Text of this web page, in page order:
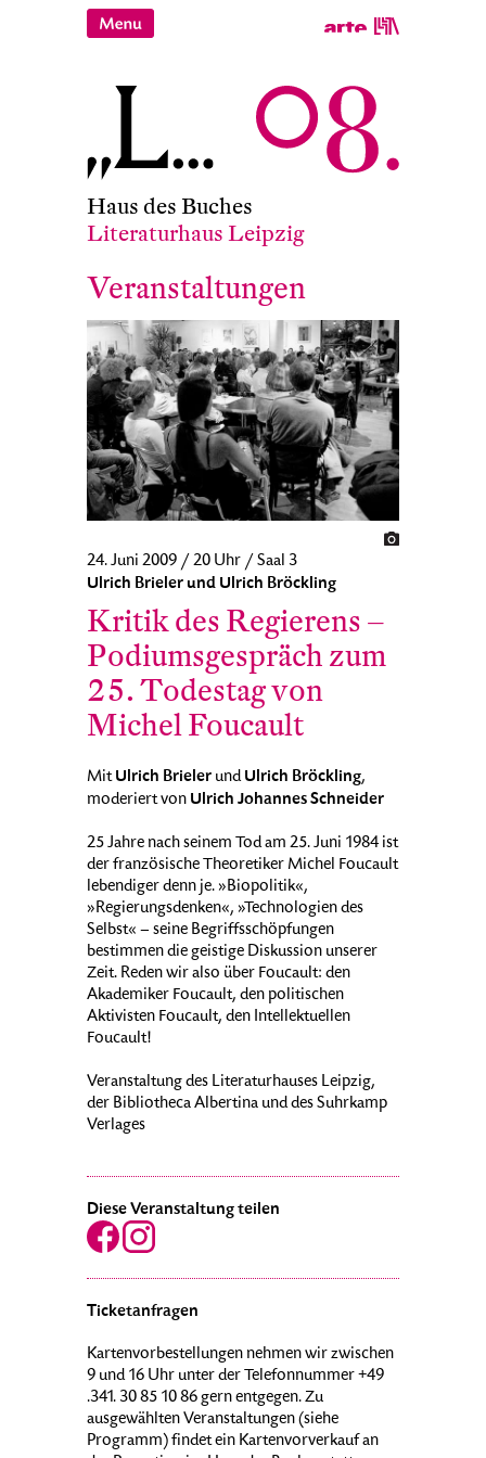
Haus des Buches
Literaturhaus Leipzig
Veranstaltungen
24. Juni 2009 / 20 Uhr / Saal 3
Ulrich Brieler und Ulrich Bröckling
Kritik des Regierens –
Podiumsgespräch zum
25. Todestag von
Michel Foucault
MitUlrich Brieler undUlrich Bröckling,
moderiert von Ulrich Johannes Schneider
25 Jahre nach seinem Tod am 25. Juni 1984 ist
der französische Theoretiker Michel Foucault
lebendiger denn je. »Biopolitik«,
»Regierungsdenken«, »Technologien des
Selbst« – seine Begriffsschöpfungen
bestimmen die geistige Diskussion unserer
Zeit. Reden wir also über Foucault: den
Akademiker Foucault, den politischen
Aktivisten Foucault, den Intellektuellen
Foucault!
Veranstaltung des Literaturhauses Leipzig,
der Bibliotheca Albertina und des Suhrkamp
Verlages
Diese Veranstaltung teilen
Ticketanfragen
Kartenvorbestellungen nehmen wir zwischen
9 und 16 Uhr unter der Telefonnummer +49
.341. 30 85 10 86 gern entgegen. Zu
ausgewählten Veranstaltungen (siehe
Programm) findet ein Kartenvorverkauf an